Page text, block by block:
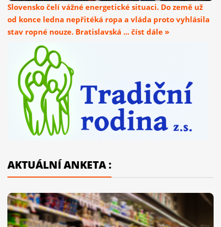
Slovensko čelí vážné energetické situaci. Do země už
od konce ledna nepřitéká ropa a vláda proto vyhlásila
stav ropné nouze. Bratislavská ... číst dále »
AKTUÁLNÍ ANKETA :